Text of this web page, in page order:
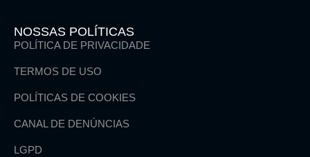
NOSSAS POLÍTICAS
POLÍTICA DE PRIVACIDADE
TERMOS DE USO
POLÍTICAS DE COOKIES
CANAL DE DENÚNCIAS
LGPD